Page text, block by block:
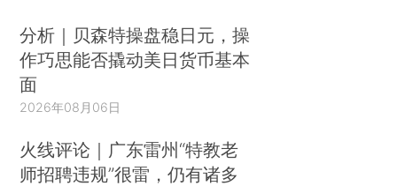
分析｜贝森特操盘稳日元，操
作巧思能否撬动美日货币基本
面
2026年08月06日
火线评论｜广东雷州“特教老
师招聘违规”很雷，仍有诸多